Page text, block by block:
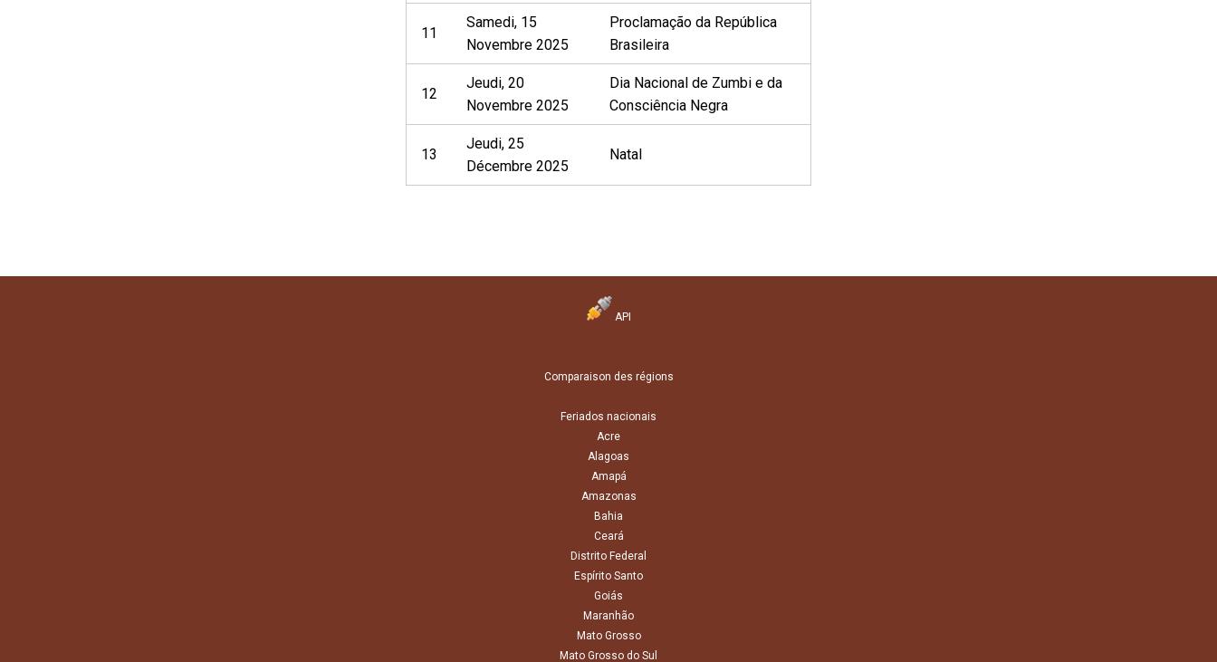
11
Samedi, 15
Novembre 2025
Proclamação da República
Brasileira
12
Jeudi, 20
Novembre 2025
Dia Nacional de Zumbi e da
Consciência Negra
13
Jeudi, 25
Décembre 2025
Natal
API
Comparaison des régions
Feriados nacionais
Acre
Alagoas
Amapá
Amazonas
Bahia
Ceará
Distrito Federal
Espírito Santo
Goiás
Maranhão
Mato Grosso
Mato Grosso do Sul